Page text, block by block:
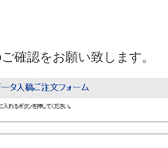
確認をお願い致します。